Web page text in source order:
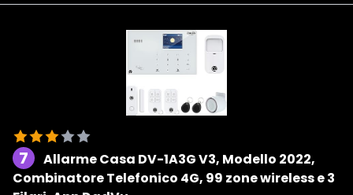
7
Allarme Casa DV-1A3G V3, Modello 2022,
Combinatore Telefonico 4G, 99 zone wireless e 3